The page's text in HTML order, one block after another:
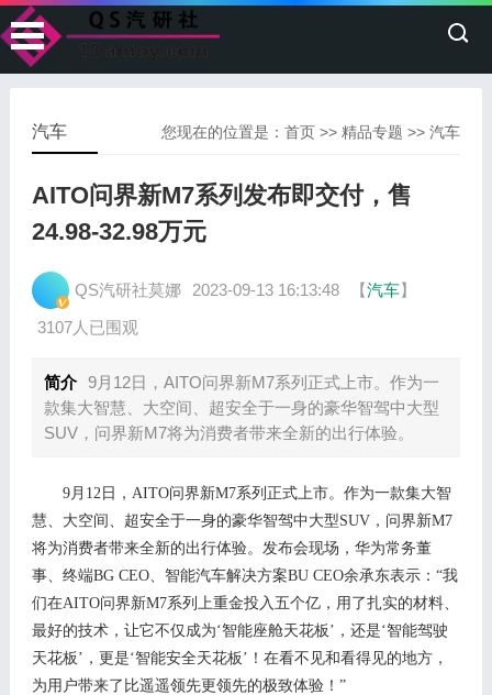
您现在的位置是：首页 >>精品专题 >>汽车
汽车
AITO问界新M7系列发布即交付，售
24.98-32.98万元
QS汽研社莫娜 2023-09-13 16:13:48 【汽车】
3107人已围观
简介 9月12日，AITO问界新M7系列正式上市。作为一
款集大智慧、大空间、超安全于一身的豪华智驾中大型
SUV，问界新M7将为消费者带来全新的出行体验。
9月12日，AITO问界新M7系列 正式上市。作为一款集大智
慧、大空间、超安全于一身的豪华智驾中大型SUV，问界新M7
将为消费者带来全新的出行体验。 发布会现场， 华为常务董
事、终端BG CEO、智能汽车解决方案BU CEO余承东表示：“我
们在AITO问界新M7系列上重金投入五个亿，用了扎实的材料、
最好的技术，让它不仅成为‘智能座舱天花板’，还是‘智能驾驶
天花板’，更是‘智能安全天花板’！在看不见和看得见的地方，
为用户带来了比遥遥领先更领先的极致体验！”